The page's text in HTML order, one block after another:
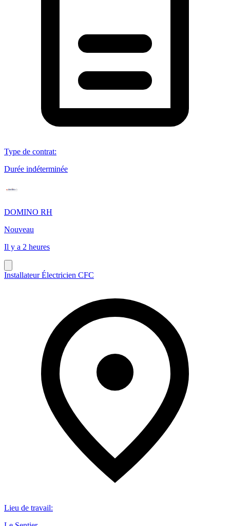
Type de contrat:
Durée indéterminée
DOMINO RH
Nouveau
Il y a 2 heures
Installateur Électricien CFC
Lieu de travail: